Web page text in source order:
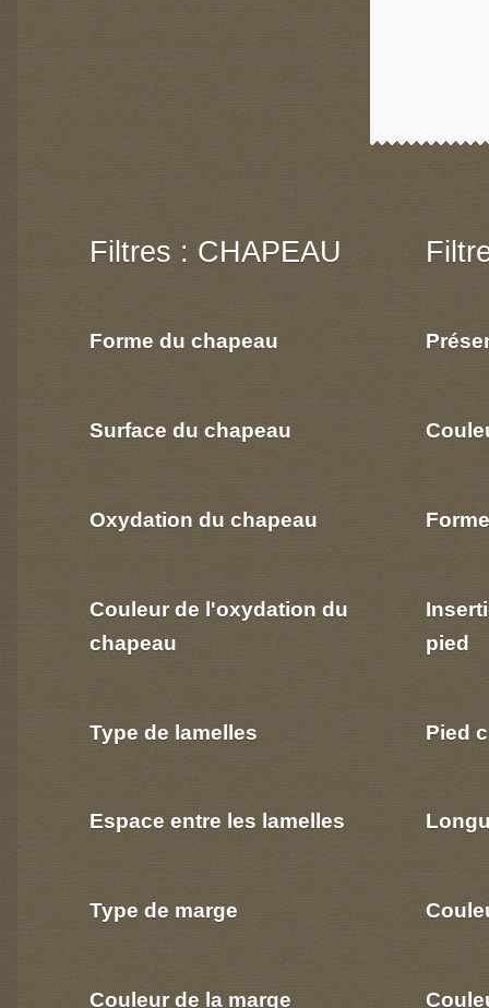
Filtres : CHAPEAU
Forme du chapeau
Surface du chapeau
Oxydation du chapeau
Couleur de l'oxydation du
chapeau
Type de lamelles
Espace entre les lamelles
Type de marge
Couleur de la marge
pied
Pied